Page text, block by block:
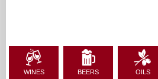
WINES BEERS OILS